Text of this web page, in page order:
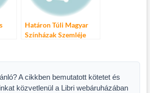
Határon Túli Magyar
Színházak Szemléje
A cikkben bemutatott kötetet és
közvetlenül a Libri webáruházában